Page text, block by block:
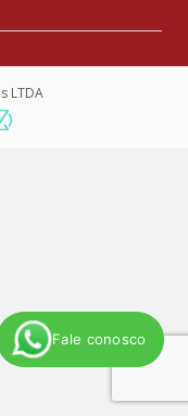
Fale conosco
LTDA